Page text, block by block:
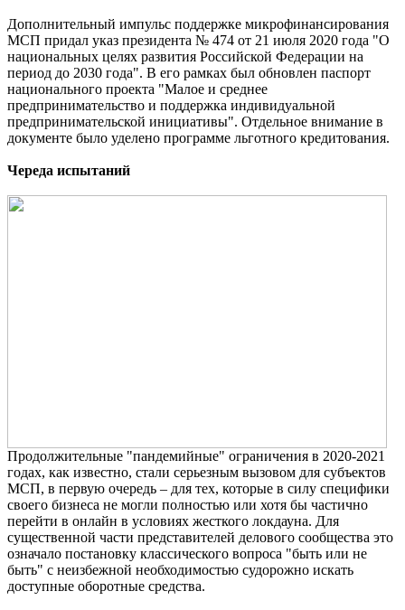
Дополнительный импульс поддержке микрофинансирования
МСП придал указ президента № 474 от 21 июля 2020 года "О
национальных целях развития Российской Федерации на
период до 2030 года". В его рамках был обновлен паспорт
национального проекта "Малое и среднее
предпринимательство и поддержка индивидуальной
предпринимательской инициативы". Отдельное внимание в
документе было уделено программе льготного кредитования.
Череда испытаний
Продолжительные "пандемийные" ограничения в 2020-2021
годах, как известно, стали серьезным вызовом для субъектов
МСП, в первую очередь – для тех, которые в силу специфики
своего бизнеса не могли полностью или хотя бы частично
перейти в онлайн в условиях жесткого локдауна. Для
существенной части представителей делового сообщества это
означало постановку классического вопроса "быть или не
быть" с неизбежной необходимостью судорожно искать
доступные оборотные средства.